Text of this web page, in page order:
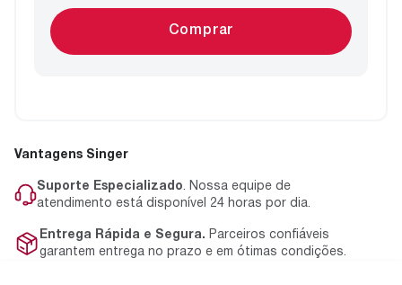
Comprar
Vantagens Singer
Suporte Especializado. Nossa equipe de
atendimento está disponível 24 horas por dia.
Entrega Rápida e Segura. Parceiros confiáveis
garantem entrega no prazo e em ótimas condições.